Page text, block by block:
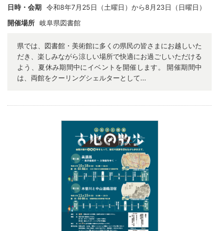
日時・会期 令和8年7月25日（土曜日）から8月23日（日曜日）
開催場所 岐阜県図書館
県では、図書館・美術館に多くの県民の皆さまにお越しいた
だき、楽しみながら涼しい場所で快適にお過ごしいただける
よう、夏休み期間中にイベントを開催します。 開催期間中
は、両館をクーリングシェルターとして...